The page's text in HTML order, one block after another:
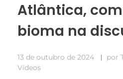
Atlântica,
bioma na
13 de outubro de 2024 por
Vídeos